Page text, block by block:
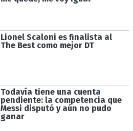
Lionel Scaloni es finalista al
The Best como mejor DT
Todavía tiene una cuenta
pendiente: la competencia que
Messi disputó y aún no pudo
ganar